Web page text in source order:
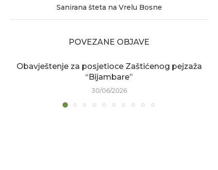
Sanirana šteta na Vrelu Bosne
POVEZANE OBJAVE
Obavještenje za posjetioce Zaštićenog pejzaža
“Bijambare”
30/06/2026